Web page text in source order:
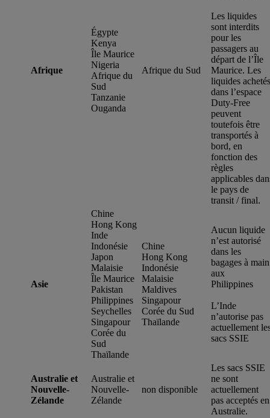
Afrique
Égypte
Kenya
Île Maurice
Nigeria
Afrique du
Sud
Tanzanie
Ouganda
Afrique du Sud
Les liquides
sont interdits
pour les
passagers au
départ de l’Île
Maurice. Les
liquides achetés
dans l’espace
Duty-Free
peuvent
toutefois être
transportés à
bord, en
fonction des
règles
applicables
le pays de
transit / final.
Asie
Chine
Hong Kong
Inde
Indonésie
Japon
Malaisie
Île Maurice
Pakistan
Philippines
Seychelles
Singapour
Corée du
Sud
Thaïlande
Chine
Hong Kong
Indonésie
Malaisie
Maldives
Singapour
Corée du Sud
Thaïlande
Aucun liquide
n’est autorisé
dans les
bagages à main
aux
Philippines
L’Inde
n’autorise pas
actuellement
sacs SSIE
Australie et
Nouvelle-
Zélande
Australie et
Nouvelle-
Zélande
non disponible
Les sacs SSIE
ne sont
actuellement
pas acceptés en
Australie.